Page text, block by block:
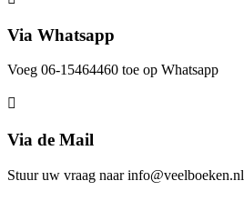
Via Whatsapp
Voeg 06-15464460 toe op Whatsapp
Via de Mail
Stuur uw vraag naar info@veelboeken.nl